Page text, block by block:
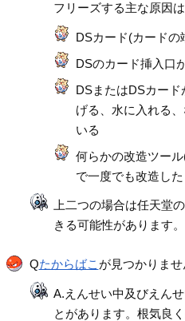
フリーズする主な原因は
DSカード(カードの
DSのカード挿入口
DSまたはDSカー
げる、水に入れる
いる
何らかの改造ツー
で一度でも改造した
上二つの場合は任天堂
きる可能性があります。
Qたからばこ が見つかりませ
A.えんせい中及びえん
とがあります。根気良